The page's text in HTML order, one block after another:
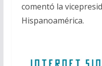
comentó la
Hispanoamérica.